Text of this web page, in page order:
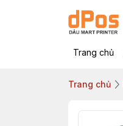
Trang chủ
Trang chủ